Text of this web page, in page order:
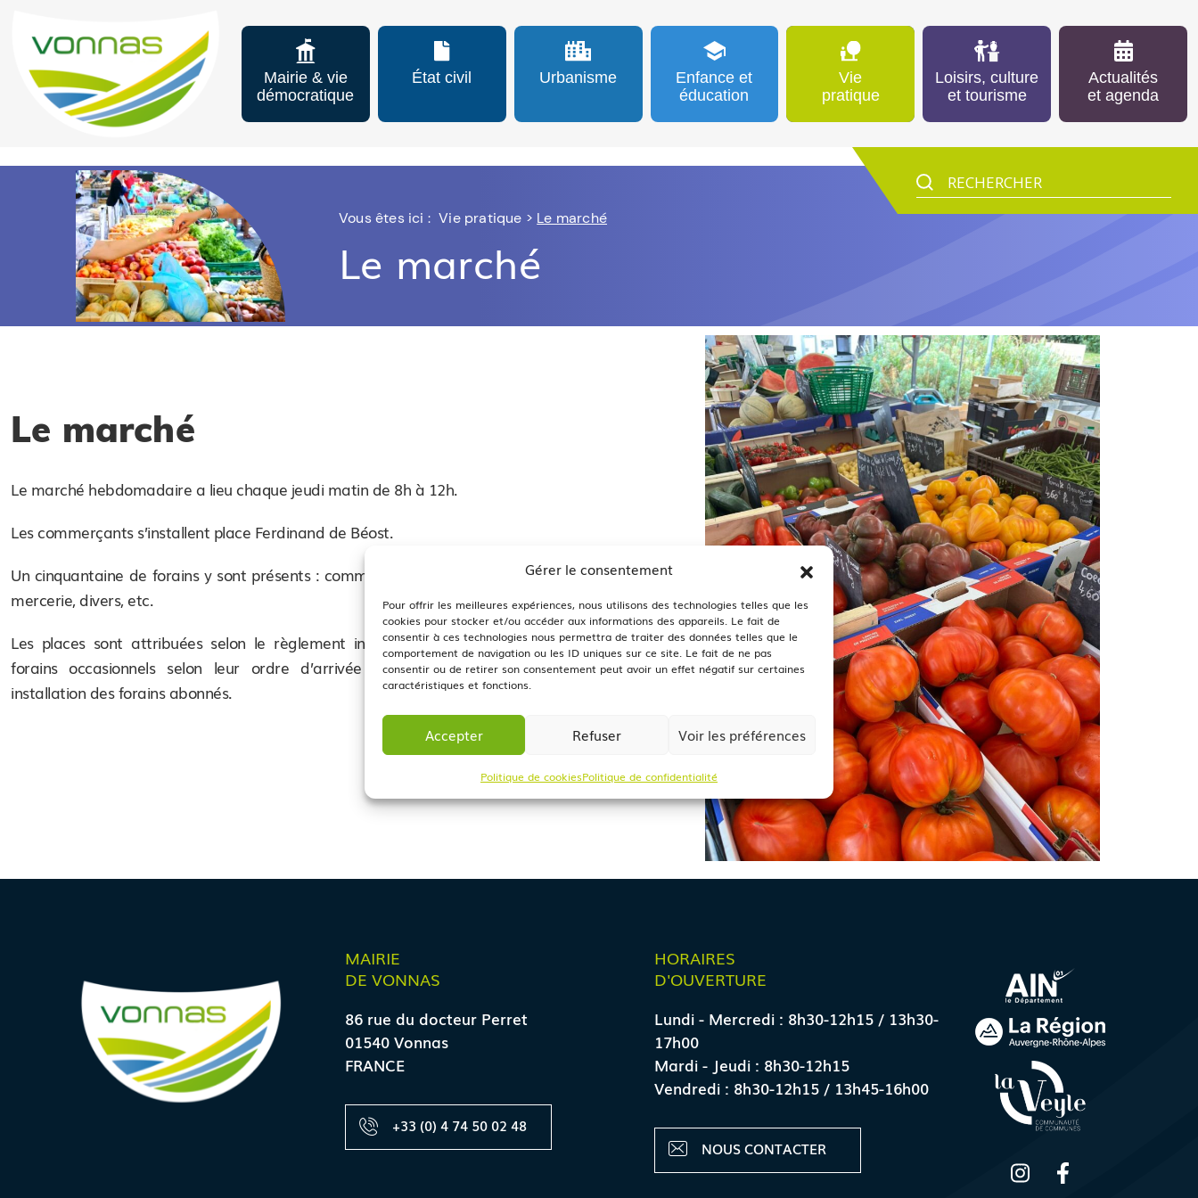
Gérer le consentement
Pour offrir les meilleures expériences, nous utilisons des technologies telles que les
cookies pour stocker et/ou accéder aux informations des appareils. Le fait de
consentir à ces technologies nous permettra de traiter des données telles que le
comportement de navigation ou les ID uniques sur ce site. Le fait de ne pas
consentir ou de retirer son consentement peut avoir un effet négatif sur certaines
caractéristiques et fonctions.
Accepter Refuser Voir les préférences
Politique de cookiesPolitique de confidentialité
Mairie & vie
démocratique
État civil Urbanisme
Enfance et
éducation
Vie
pratique
Loisirs, culture
et tourisme
Actualités
et agenda
Vous êtes ici : Vie pratique > Le marché
Le marché
Le marché
Le marché hebdomadaire a lieu chaque jeudi matin de 8h à 12h.
Les commerçants s’installent place Ferdinand de Béost.
Un cinquantaine de forains y sont présents : commerces alimentaires, vêtements,
mercerie, divers, etc.
Les places sont attribuées selon le règlement intérieur. Le placier répartit les
forains occasionnels selon leur ordre d’arrivée et la place restante après
installation des forains abonnés.
MAIRIE
DE VONNAS
86 rue du docteur Perret
01540 Vonnas
FRANCE
+33 (0) 4 74 50 02 48
HORAIRES
D'OUVERTURE
Lundi - Mercredi : 8h30-12h15 / 13h30-
17h00
Mardi - Jeudi : 8h30-12h15
Vendredi : 8h30-12h15 / 13h45-16h00
NOUS CONTACTER